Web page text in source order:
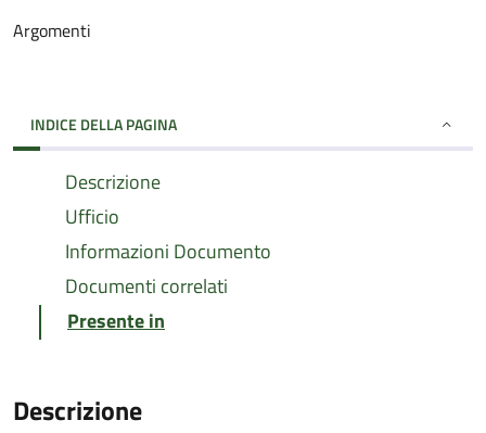
Argomenti
INDICE DELLA PAGINA
Descrizione
Ufficio
Informazioni Documento
Documenti correlati
Presente in
Descrizione